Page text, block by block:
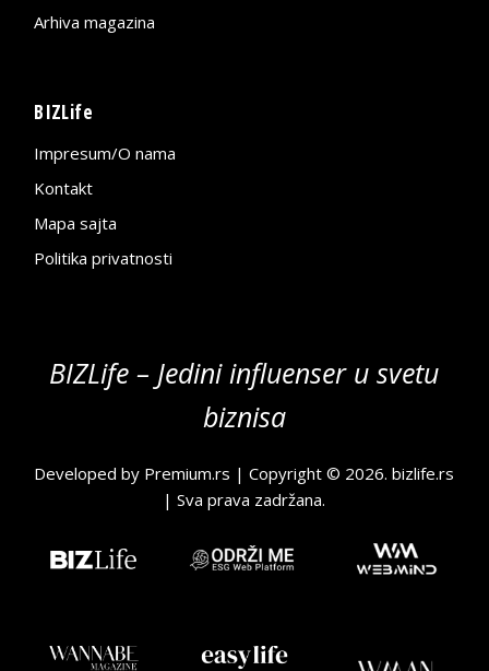
Arhiva magazina
BIZLife
Impresum/O nama
Kontakt
Mapa sajta
Politika privatnosti
BIZLife – Jedini influenser u svetu
biznisa
Developed by Premium.rs | Copyright © 2026.bizlife.rs
| Sva prava zadržana.